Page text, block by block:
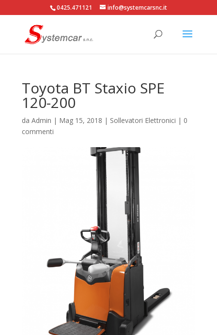
0425.471121 info@systemcarsnc.it
Toyota BT Staxio SPE
120-200
da Admin | Mag 15, 2018 | Sollevatori Elettronici | 0
commenti